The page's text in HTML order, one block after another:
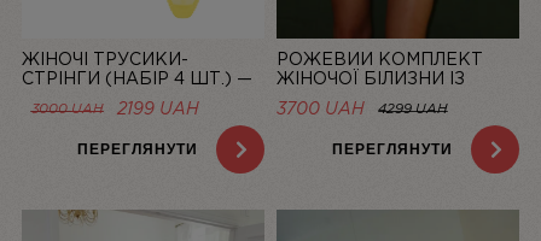
ЖІНОЧІ ТРУСИКИ-
СТРІНГИ (НАБІР 4 ШТ.) —
СІТКА “LA DOLCE VITA”
3000UAH
ОРИГІНАЛЬНА
3000 UAH.
2199 UAHПОТОЧНА
ЦІНА:
2199 UAH.
ПЕРЕГЛЯНУТИ
РОЖЕВИЙ КОМПЛЕКТ
ЖІНОЧОЇ БІЛИЗНИ ІЗ
СІТОЧКИ ЗІ СПІДНИЦЕЮ
BASIC PINK | LINIYA
3700 UAH 4299 UAH
ПЕРЕГЛЯНУТИ